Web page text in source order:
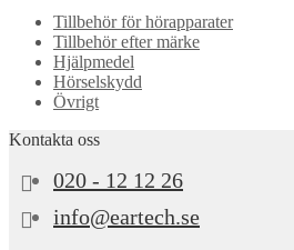
Tillbehör för hörapparater
Tillbehör efter märke
Hjälpmedel
Hörselskydd
Övrigt
Kontakta oss
020 - 12 12 26
info@eartech.se